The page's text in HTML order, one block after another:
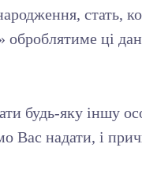
стать,
ці
будь-яку іншу
Вас надати, і